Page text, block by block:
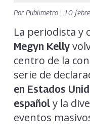
PorPublimetro 10
La periodista y
Megyn Kelly
centro de la
serie de
en Estados
españoly la
eventos